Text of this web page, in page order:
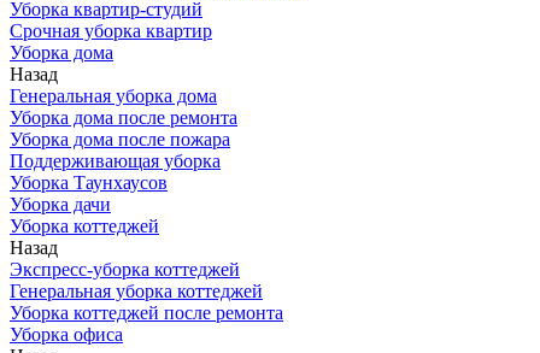
Уборка квартир-студий
Срочная уборка квартир
Уборка дома
Назад
Генеральная уборка дома
Уборка дома после ремонта
Уборка дома после пожара
Поддерживающая уборка
Уборка Таунхаусов
Уборка дачи
Уборка коттеджей
Назад
Экспресс-уборка коттеджей
Генеральная уборка коттеджей
Уборка коттеджей после ремонта
Уборка офиса